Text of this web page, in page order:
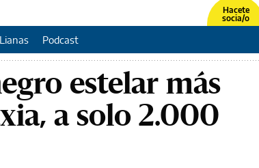
Hacete
socia/o
Podcast
estelar más
a solo 2.000